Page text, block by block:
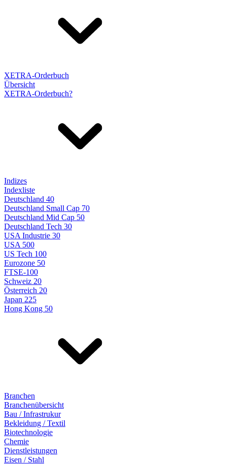
XETRA-Orderbuch
Übersicht
XETRA-Orderbuch?
Indizes
Indexliste
Deutschland 40
Deutschland Small Cap 70
Deutschland Mid Cap 50
Deutschland Tech 30
USA Industrie 30
USA 500
US Tech 100
Eurozone 50
FTSE-100
Schweiz 20
Österreich 20
Japan 225
Hong Kong 50
Branchen
Branchenübersicht
Bau / Infrastrukur
Bekleidung / Textil
Biotechnologie
Chemie
Dienstleistungen
Eisen / Stahl